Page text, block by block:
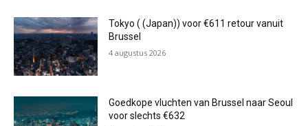
Tokyo ( (Japan)) voor €611 retour vanuit
Brussel
4 augustus 2026
Goedkope vluchten van Brussel naar Seoul
voor slechts €632